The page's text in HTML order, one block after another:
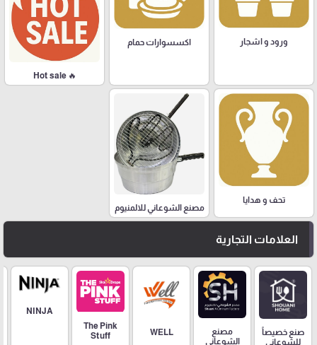
ورود و اشجار اكسسوارات حمام
🔥 Hot sale
تحف و هدايا
مصنع الشوعاني للالمنيوم
العلامات التجارية
صنع خصيصاً
للشوعاني
مصنع
الشوعاني
WELL
The Pink
Stuff
NINJA